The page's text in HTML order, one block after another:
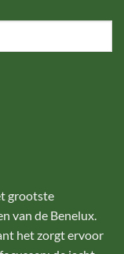
grootste
van de Benelux.
het zorgt ervoor